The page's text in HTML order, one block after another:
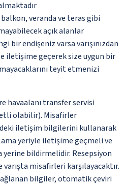
veranda ve teras gibi
açık alanlar
bir endişeniz varsa varışınızdan
iletişime geçerek size uygun bir
teyit etmenizi
havaalanı transfer servisi
olabilir). Misafirler
iletişim bilgilerini kullanarak
yeriyle iletişime geçmeli ve
yerine bildirmelidir. Resepsiyon
misafirleri karşılayacaktır.
bilgiler, otomatik çeviri